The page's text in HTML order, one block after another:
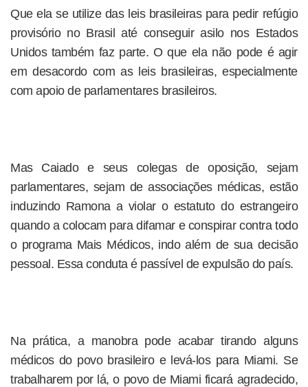
Que ela se utilize das leis brasileiras para pedir refúgio
provisório no Brasil até conseguir asilo nos Estados
Unidos também faz parte. O que ela não pode é agir
em desacordo com as leis brasileiras, especialmente
com apoio de parlamentares brasileiros.
Mas Caiado e seus colegas de oposição, sejam
parlamentares, sejam de associações médicas, estão
induzindo Ramona a violar o estatuto do estrangeiro
quando a colocam para difamar e conspirar contra todo
o programa Mais Médicos, indo além de sua decisão
pessoal. Essa conduta é passível de expulsão do país.
Na prática, a manobra pode acabar tirando alguns
médicos do povo brasileiro e levá-los para Miami. Se
trabalharem por lá, o povo de Miami ficará agradecido,